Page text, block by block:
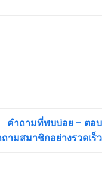
คำถามที่พบบ่อย – ตอบ
ามสมาชิกอย่างรวดเร็ว